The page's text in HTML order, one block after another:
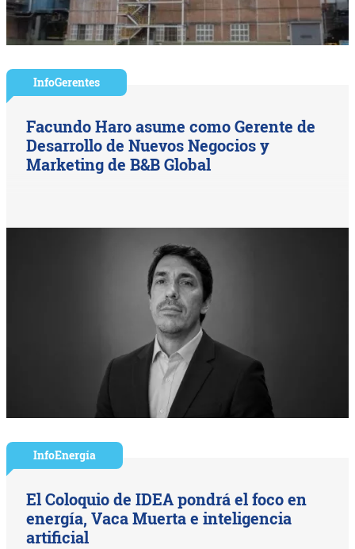
InfoGerentes
Facundo Haro asume como Gerente de
Desarrollo de Nuevos Negocios y
Marketing de B&B Global
InfoEnergía
El Coloquio de IDEA pondrá el foco en
energía, Vaca Muerta e inteligencia
artificial